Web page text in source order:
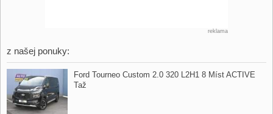
reklama
z našej ponuky:
Ford Tourneo Custom 2.0 320 L2H1 8 Míst ACTIVE
Taž